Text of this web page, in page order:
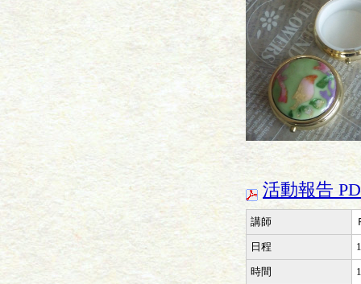
活動報告
講師
日程
時間